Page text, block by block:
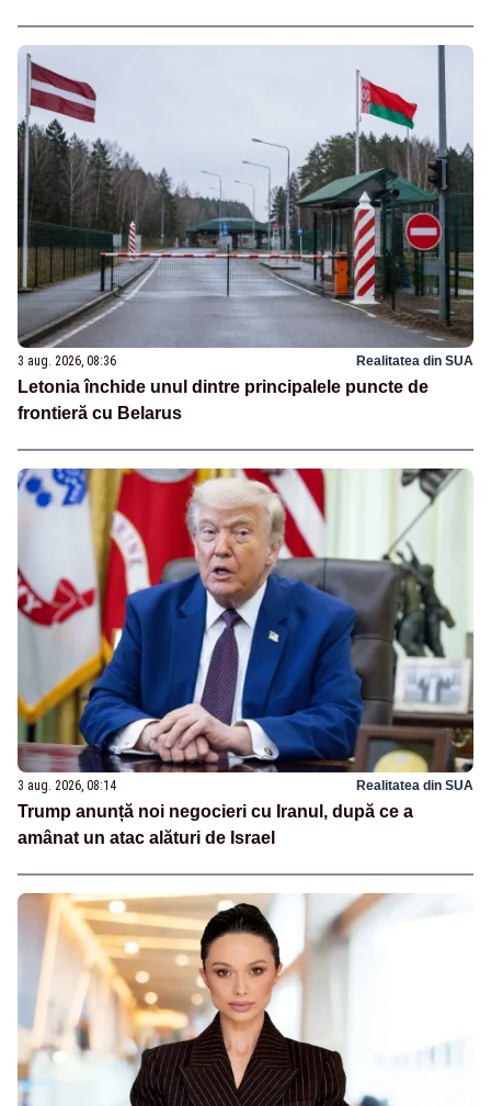
3 aug. 2026, 08:36 Realitatea din SUA
Letonia închide unul dintre principalele puncte de
frontieră cu Belarus
3 aug. 2026, 08:14 Realitatea din SUA
Trump anunță noi negocieri cu Iranul, după ce a
amânat un atac alături de Israel